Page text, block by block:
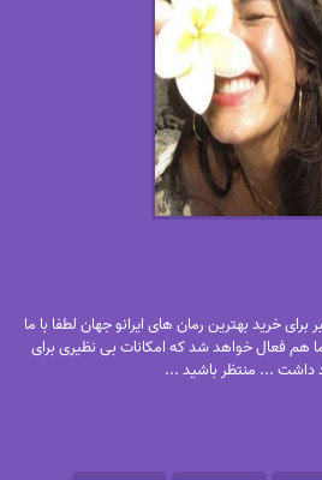
خرید بهترین رمان های ایرانو جهان لطفا با ما
هم فعال خواهد شد که امکانات بی نظیری برای
داشت ... منتظر باشید ...